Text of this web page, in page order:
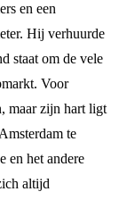
en een
Hij verhuurde
staat om de vele
Voor
maar zijn hart ligt
te
en het andere
altijd